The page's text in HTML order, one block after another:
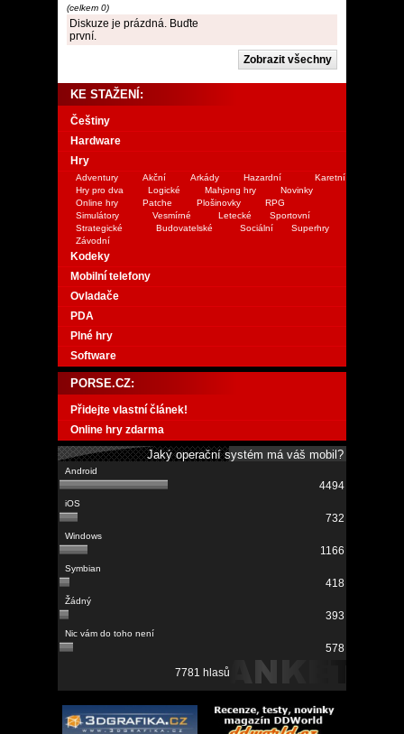
(celkem 0)
Diskuze je prázdná. Buďte
první.
KE STAŽENÍ:
Češtiny
Hardware
Hry
Adventury Akční Arkády Hazardní
Karetní
Hry pro dva
Logické Mahjong hry
Novinky
Online hry
Patche Plošinovky
RPG
Simulátory
Vesmírné Letecké
Sportovní
Strategické
Budovatelské Sociální
Superhry
Závodní
Kodeky
Mobilní telefony
Ovladače
PDA
Plné hry
Software
PORSE.CZ:
Přidejte vlastní článek!
Online hry zdarma
Jaký operační systém má váš mobil?
4494
732
1166
418
393
578
7781 hlasů